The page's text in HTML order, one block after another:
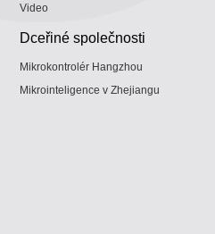
Video
Dceřiné společnosti
Mikrokontrolér Hangzhou
Mikrointeligence v Zhejiangu